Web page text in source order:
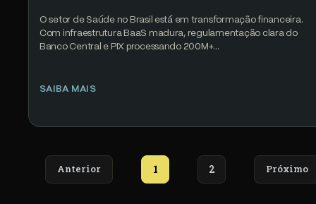
O setor de Saúde no Brasil está em transformação financeira.
Com infraestrutura BaaS madura, regulamentação clara do
Banco Central e PIX processando 200M+…
SAIBA MAIS
Anterior 1 2 Próximo